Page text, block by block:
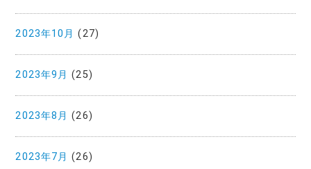
2023年10月 (27)
2023年9月 (25)
2023年8月 (26)
2023年7月 (26)